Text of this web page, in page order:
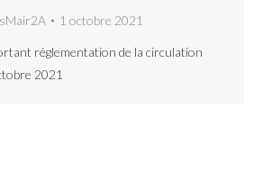
1 octobre 2021
réglementation de la circulation
2021